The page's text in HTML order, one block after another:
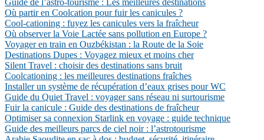
Guide de l’astro-tourisme : Les meilleures destinations
Où partir en Coolcation pour fuir les canicules ?
Cool-cationing : fuyez les canicules vers la fraîcheur
Où observer la Voie Lactée sans pollution en Europe ?
Voyager en train en Ouzbékistan : la Route de la Soie
Destinations Dupes : Voyagez mieux et moins cher
Silent Travel : choisir des destinations sans bruit
Coolcationing : les meilleures destinations fraîches
Installer un système de récupération d’eaux grises pour WC
Guide du Quiet Travel : voyager sans réseau ni surtourisme
Fuir la canicule : Guide des destinations de fraîcheur
Optimiser sa connexion Starlink en voyage : guide technique
Guide des meilleurs parcs de ciel noir : l’astrotourisme